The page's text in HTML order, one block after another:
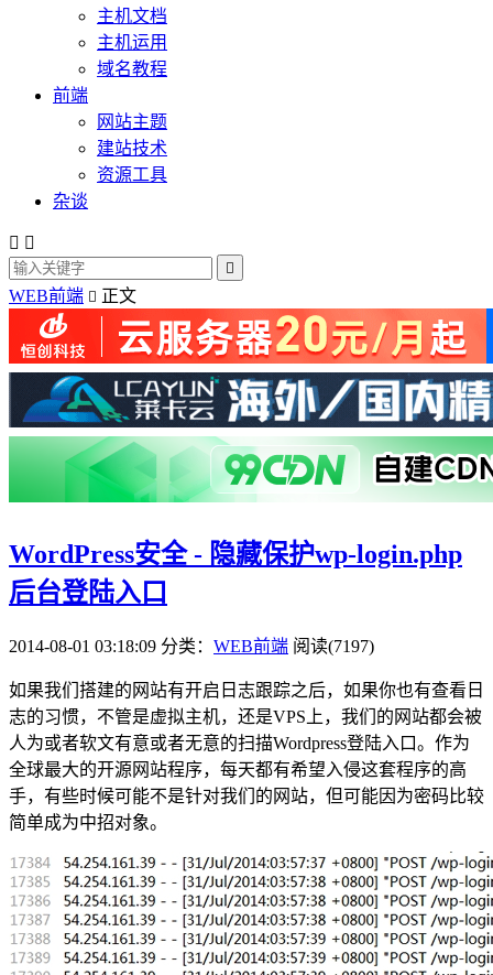
主机文档
主机运用
域名教程
前端
网站主题
建站技术
资源工具
杂谈
 

WEB前端  正文
WordPress安全 - 隐藏保护wp-login.php
后台登陆入口
2014-08-01 03:18:09 分类： WEB前端 阅读(7197)
如果我们搭建的网站有开启日志跟踪之后，如果你也有查看日
志的习惯，不管是虚拟主机，还是VPS上，我们的网站都会被
人为或者软文有意或者无意的扫描Wordpress登陆入口。作为
全球最大的开源网站程序，每天都有希望入侵这套程序的高
手，有些时候可能不是针对我们的网站，但可能因为密码比较
简单成为中招对象。